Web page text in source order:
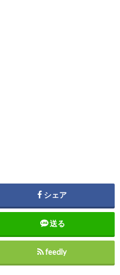
シェア
送る
feedly